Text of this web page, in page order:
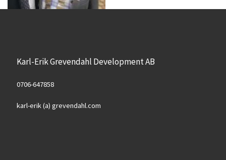
Karl-Erik Grevendahl Development AB
0706-647858
karl-erik (a) grevendahl.com